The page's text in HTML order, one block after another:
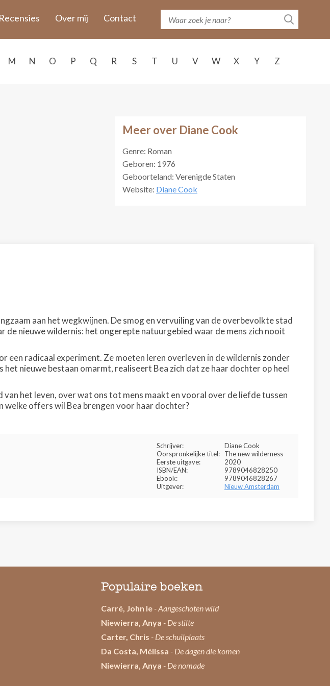
Recensies Over mij Contact
M N O P Q R S T U V W X Y Z
Meer over Diane Cook
Genre: Roman
Geboren: 1976
Geboorteland: Verenigde Staten
Website: Diane Cook
aan het wegkwijnen. De smog en vervuiling van de overbevolkte stad
de nieuwe wildernis: het ongerepte natuurgebied waar de mens zich nooit
een radicaal experiment. Ze moeten leren overleven in de wildernis zonder
nieuwe bestaan omarmt, realiseert Bea zich dat ze haar dochter op heel
het leven, over wat ons tot mens maakt en vooral over de liefde tussen
welke offers wil Bea brengen voor haar dochter?
Schrijver:
Diane Cook
Oorspronkelijke titel:
The new wilderness
Eerste uitgave:
2020
ISBN/EAN:
9789046828250
Ebook:
9789046828267
Uitgever:
Nieuw Amsterdam
Populaire boeken
Carré, John le - Aangeschoten wild
Niewierra, Anya - De stilte
Carter, Chris - De schuilplaats
Da Costa, Mélissa - De dagen die komen
Niewierra, Anya - De nomade